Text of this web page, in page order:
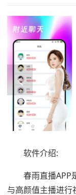
软件介绍:
春雨直播APP是
与高颜值主播进行